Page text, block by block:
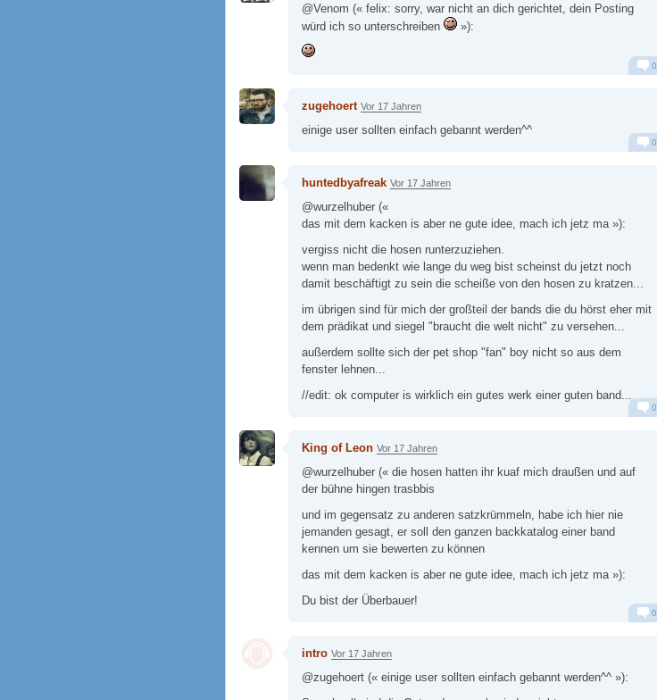
@Venom (« felix: sorry, war nicht an dich gerichtet, dein Posting
würd ich so unterschreiben
»):
0
zugehoert Vor 17 Jahren
einige user sollten einfach gebannt werden^^
0
huntedbyafreak Vor 17 Jahren
@wurzelhuber («
das mit dem kacken is aber ne gute idee, mach ich jetz ma »):
vergiss nicht die hosen runterzuziehen.
wenn man bedenkt wie lange du weg bist scheinst du jetzt noch
damit beschäftigt zu sein die scheiße von den hosen zu kratzen...
im übrigen sind für mich der großteil der bands die du hörst eher mit
dem prädikat und siegel "braucht die welt nicht" zu versehen...
außerdem sollte sich der pet shop "fan" boy nicht so aus dem
fenster lehnen...
//edit: ok computer is wirklich ein gutes werk einer guten band...
0
King of Leon Vor 17 Jahren
@wurzelhuber (« die hosen hatten ihr kuaf mich draußen und auf
der bühne hingen trasbbis
und im gegensatz zu anderen satzkrümmeln, habe ich hier nie
jemanden gesagt, er soll den ganzen backkatalog einer band
kennen um sie bewerten zu können
das mit dem kacken is aber ne gute idee, mach ich jetz ma »):
Du bist der Überbauer!
0
intro Vor 17 Jahren
@zugehoert (« einige user sollten einfach gebannt werden^^ »):